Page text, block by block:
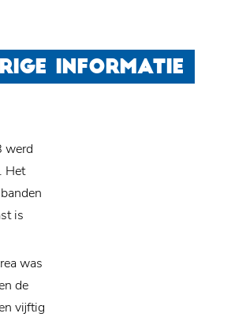
INFORMATIE
werd
Het
is
was
de
vijftig